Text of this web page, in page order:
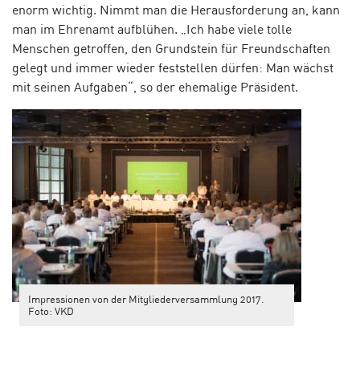
enorm wichtig. Nimmt man die Herausforderung an, kann
man im Ehrenamt aufblühen. „Ich habe viele tolle
Menschen getroffen, den Grundstein für Freundschaften
gelegt und immer wieder feststellen dürfen: Man wächst
mit seinen Aufgaben“, so der ehemalige Präsident.
Impressionen von der Mitgliederversammlung 2017.
Foto: VKD